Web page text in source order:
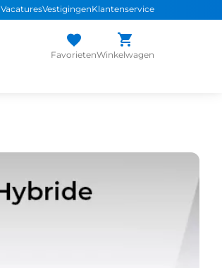
VacaturesVestigingenKlantenservice
FavorietenWinkelwagen